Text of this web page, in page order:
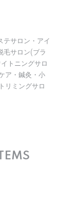
テサロン・アイ
毛サロン(ブラ
トニングサロ
ア・鍼灸・小
リミングサロ